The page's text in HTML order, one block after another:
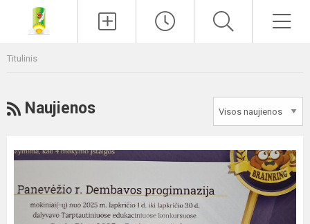
Titulinis
RSS
Naujienos
Tarptautinis
konkursas
„Brain